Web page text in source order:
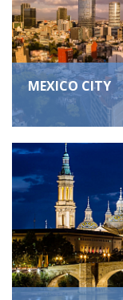
MEXICO CITY